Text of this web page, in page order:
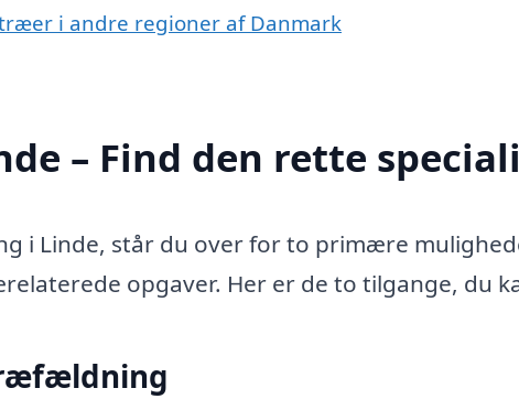
i andre regioner af Danmark
– Find den rette
i Linde, står du over for to primære
opgaver. Her er de to tilgange, du